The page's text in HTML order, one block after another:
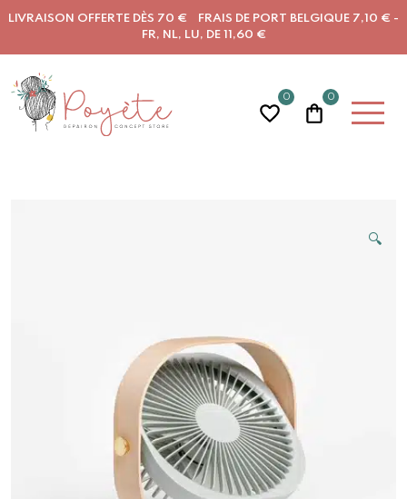
LIVRAISON OFFERTE DÈS 70 € FRAIS DE PORT BELGIQUE 7,10 € -
FR, NL, LU, DE 11,60 €
0 0
🔍